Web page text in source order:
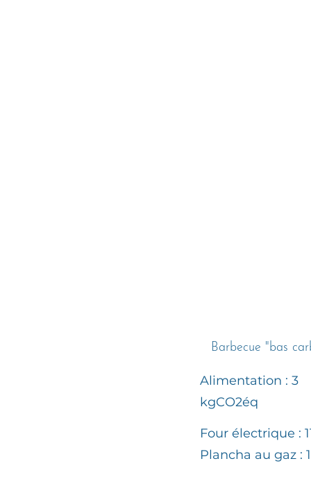
Barbecue "bas
Alimentation : 3
kgCO2éq
Four électrique :
Plancha au gaz :